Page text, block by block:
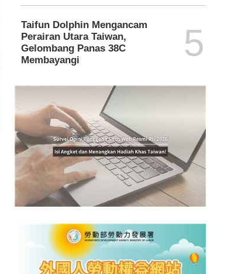
Taifun Dolphin Mengancam
Perairan Utara Taiwan,
Gelombang Panas 38C
Membayangi
5